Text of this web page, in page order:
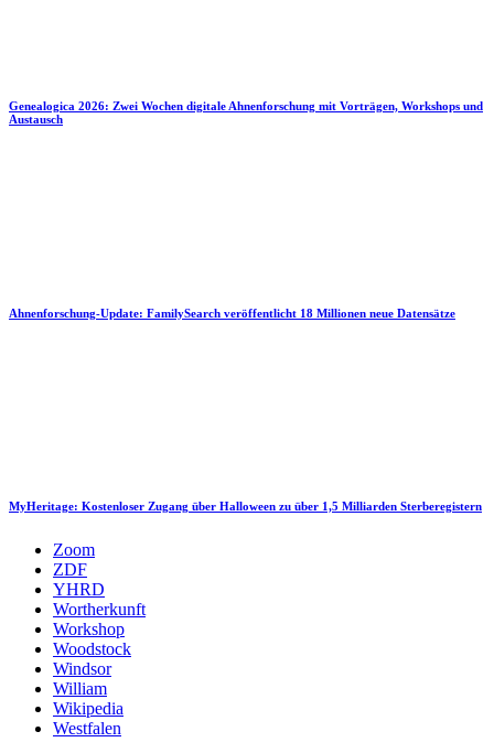
Genealogica 2026: Zwei Wochen digitale Ahnenforschung mit Vorträgen, Workshops und
Austausch
Ahnenforschung-Update: FamilySearch veröffentlicht 18 Millionen neue Datensätze
MyHeritage: Kostenloser Zugang über Halloween zu über 1,5 Milliarden Sterberegistern
Zoom
ZDF
YHRD
Wortherkunft
Workshop
Woodstock
Windsor
William
Wikipedia
Westfalen